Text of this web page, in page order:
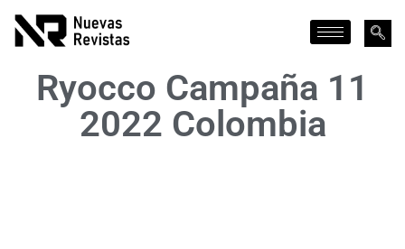
Ryocco Campaña 11
2022 Colombia